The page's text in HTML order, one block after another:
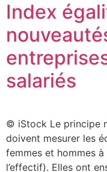
Index
salariés
© iStock Le principe
doivent mesurer les
femmes et hommes
l’effectif). Elles ont